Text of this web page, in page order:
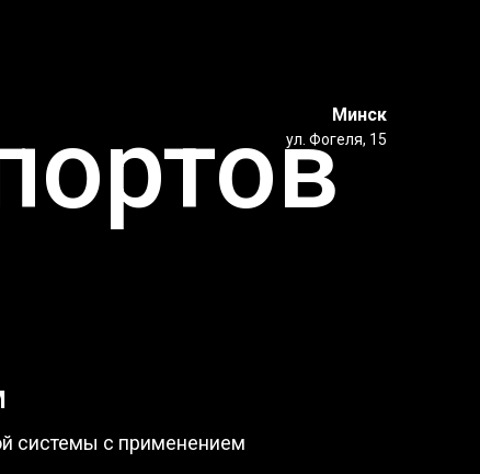
Минск
ул. Фогеля, 15
системы с применением